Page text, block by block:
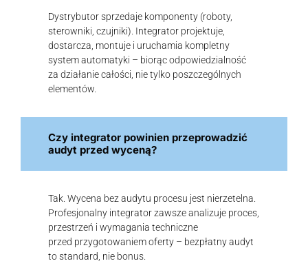
Dystrybutor sprzedaje komponenty (roboty,
sterowniki, czujniki). Integrator projektuje,
dostarcza, montuje i uruchamia kompletny
system automatyki – biorąc odpowiedzialność
za działanie całości, nie tylko poszczególnych
elementów.
Czy integrator powinien przeprowadzić
audyt przed wyceną?
Tak. Wycena bez audytu procesu jest nierzetelna.
Profesjonalny integrator zawsze analizuje proces,
przestrzeń i wymagania techniczne
przed przygotowaniem oferty – bezpłatny audyt
to standard, nie bonus.